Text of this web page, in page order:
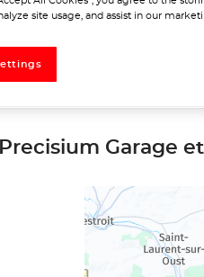
Garage
site usage, and assist in our